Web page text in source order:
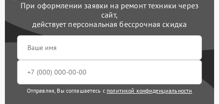
При оформлении заявки на ремонт техники через
сайт,
действует персональная бессрочная скидка
Отправляя, Вы соглашаетесь с политикой конфиденциальности